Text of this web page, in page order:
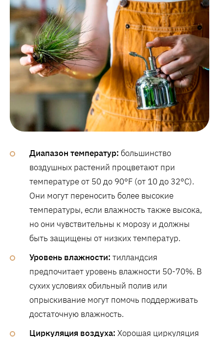
Диапазон температур: большинство
воздушных растений процветают при
температуре от 50 до 90°F (от 10 до 32°C).
Они могут переносить более высокие
температуры, если влажность также высока,
но они чувствительны к морозу и должны
быть защищены от низких температур.
Уровень влажности: тилландсия
предпочитает уровень влажности 50-70%. В
сухих условиях обильный полив или
опрыскивание могут помочь поддерживать
достаточную влажность.
Циркуляция воздуха: Хорошая циркуляция